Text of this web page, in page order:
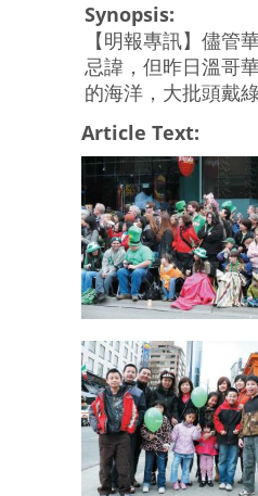
Synopsis:
【明報專訊】儘管
忌諱，但昨日溫哥
的海洋，大批頭戴
Article Text: